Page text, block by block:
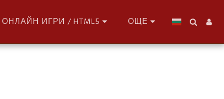
ОНЛАЙН ИГРИ / HTML5 ОЩЕ